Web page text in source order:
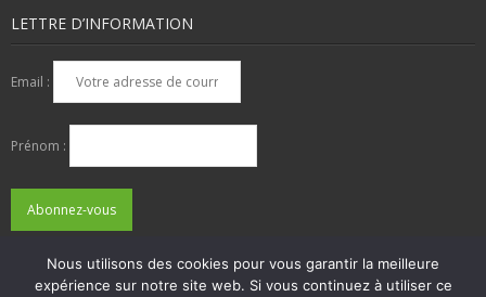
LETTRE D’INFORMATION
Email :
Prénom :
Nous utilisons des cookies pour vous garantir la meilleure
expérience sur notre site web. Si vous continuez à utiliser ce